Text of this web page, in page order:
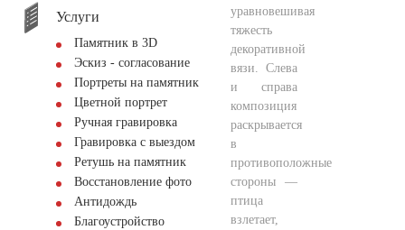
Услуги
Памятник в 3D
Эскиз - согласование
Портреты на памятник
Цветной портрет
Ручная гравировка
Гравировка с выездом
Ретушь на памятник
Восстановление фото
Антидождь
Благоустройство
уравновешивая
тяжесть
декоративной
вязи. Слева
и справа
композиция
раскрывается
в
противоположные
стороны —
птица
взлетает,